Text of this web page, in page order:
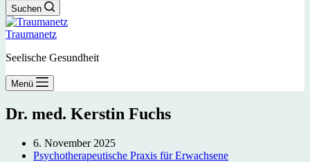
Suchen
Traumanetz
Seelische Gesundheit
Menü
Dr. med. Kerstin Fuchs
6. November 2025
Psychotherapeutische Praxis für Erwachsene